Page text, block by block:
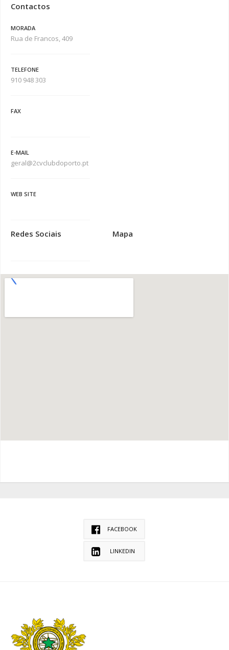
Contactos
MORADA
Rua de Francos, 409
TELEFONE
910 948 303
FAX
E-MAIL
geral@2cvclubdoporto.pt
WEB SITE
Redes Sociais Mapa
FACEBOOK
LINKEDIN